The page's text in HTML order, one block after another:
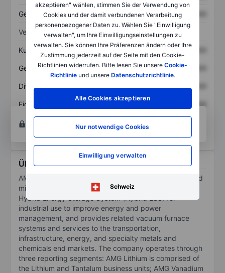
akzeptieren" wählen, stimmen Sie der Verwendung von
Cookies und der damit verbundenen Verarbeitung
personenbezogener Daten zu. Wählen Sie "Einwilligung
verwalten", um Ihre Einwilligungseinstellungen zu
verwalten. Sie können Ihre Präferenzen ändern oder Ihre
Zustimmung jederzeit auf der Seite mit den Cookie-
Richtlinien widerrufen. Bitte lesen Sie unsere Cookie-
Richtlinieund unsere Datenschutzrichtlinie.
Alle Cookies akzeptieren
Nur notwendige Cookies
Einwilligung verwalten
Schweiz
Gesamtschulden XXXXXXX XXXXXXX
Verhältnisse
Kurs/Umsatz XXXXXXX XXXXXXX
Gewinn je Aktie XXXXXXX XXXXXXX
Dividende je Aktie XXXXXXX XXXXXXX
Eigenkapitalrendite XXXXXXX
XXXXXXX
Konto eröffnenum Zugriff auf mehr Diagramm-
und Analyse-Tools zu erhalten.
Über AMG Critical Materials N.V.
AMG Critical Materials NV provides specialty metals and
mineral products, design and manufacturing of LIVA
Hybrid Energy Storage System (Hybrid ESS) for
industrial use to improve energy and power
management, and provides related vacuum furnace
systems and services to the transportation,
infrastructure, energy, and specialty metals and
chemicals end markets. The company operates through
three reporting segments: AMG Lithium is comprised of
the Lithium and Tantalum business units; AMG Vanadium